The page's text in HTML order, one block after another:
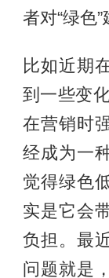
者对“绿色
比如近期
到一些变
在营销时
经成为一
觉得绿色
实是它会
负担。最
问题就是